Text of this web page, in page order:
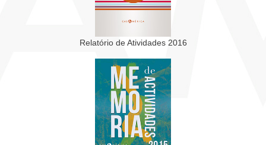
Relatório de Atividades 2016